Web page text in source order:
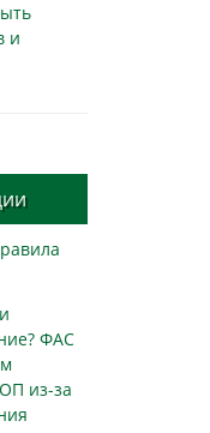
и
ФАС
из-за